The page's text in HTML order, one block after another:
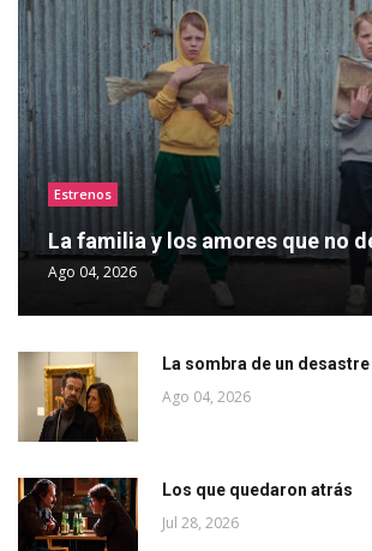
Estrenos
La familia y los amores que no
Ago 04, 2026
La sombra de un
Ago 04, 2026
Los que quedaron atrás
Jul 28, 2026